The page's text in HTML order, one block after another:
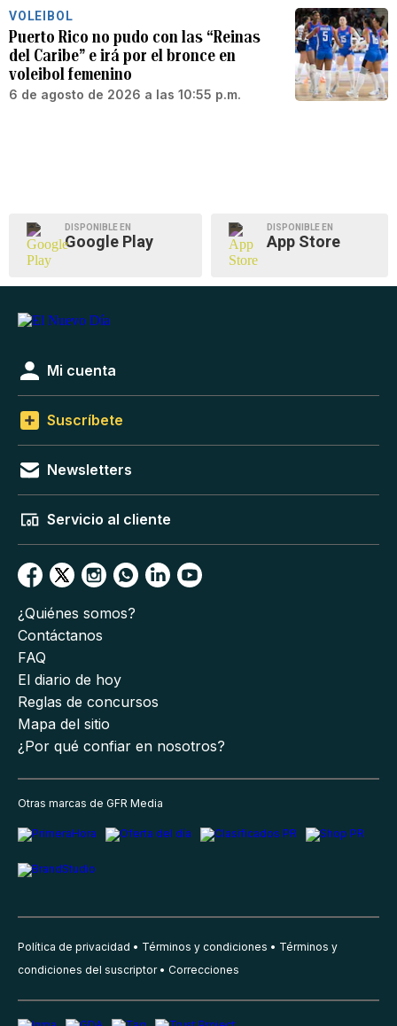
VOLEIBOL
Puerto Rico no pudo con las “Reinas
del Caribe” e irá por el bronce en
voleibol femenino
6 de agosto de 2026 a las 10:55 p.m.
DISPONIBLE EN
Google Play
DISPONIBLE EN
App Store
Mi cuenta
Suscríbete
Newsletters
Servicio al cliente
¿Quiénes somos?
Contáctanos
FAQ
El diario de hoy
Reglas de concursos
Mapa del sitio
¿Por qué confiar en nosotros?
Otras marcas de GFR Media
Política de privacidad Términos y condiciones
Términos y
condiciones del suscriptor
Correcciones